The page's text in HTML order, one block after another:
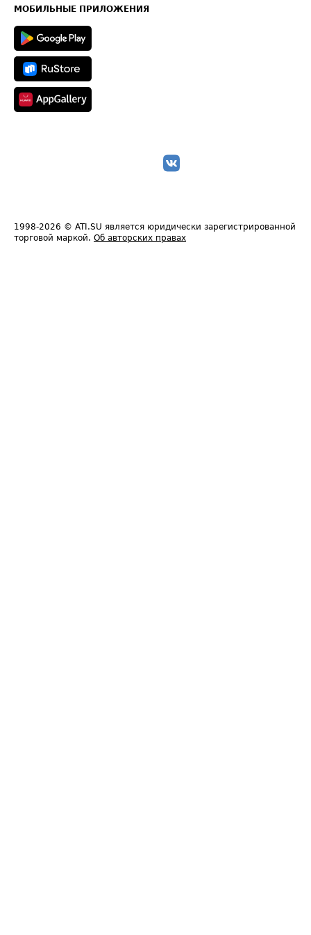
Техническая информация
МОБИЛЬНЫЕ ПРИЛОЖЕНИЯ
1998-2026 © ATI.SU является юридически зарегистрированной
торговой маркой. Об авторских правах